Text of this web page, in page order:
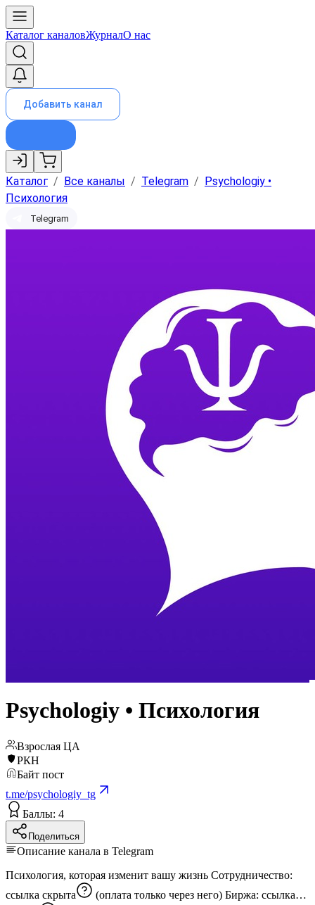
Каталог каналовЖурналО нас
Добавить канал
Каталог / Все каналы / Telegram / Psychologiy •
Психология
Telegram
Psychologiy • Психология
Взрослая ЦА
РКН
Байт пост
t.me/psychologiy_tg
Баллы: 4
Поделиться
Описание канала в Telegram
Психология, которая изменит вашу жизнь Сотрудничество:
ссылка скрыта
(оплата только через него) Биржа: ссылка